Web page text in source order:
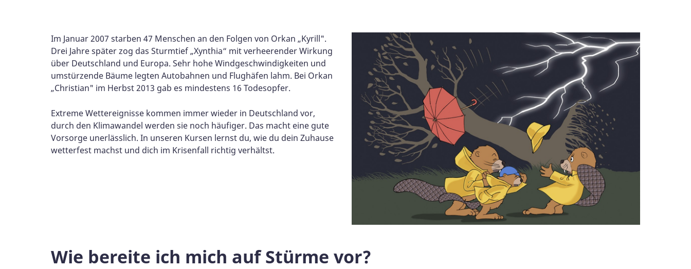
Im Januar 2007 starben 47 Menschen an den Folgen von Orkan „Kyrill".
Drei Jahre später zog das Sturmtief „Xynthia“ mit verheerender Wirkung
über Deutschland und Europa. Sehr hohe Windgeschwindigkeiten und
umstürzende Bäume legten Autobahnen und Flughäfen lahm. Bei Orkan
„Christian" im Herbst 2013 gab es mindestens 16 Todesopfer.
Extreme Wettereignisse kommen immer wieder in Deutschland vor,
durch den Klimawandel werden sie noch häufiger. Das macht eine gute
Vorsorge unerlässlich. In unseren Kursen lernst du, wie du dein Zuhause
wetterfest machst und dich im Krisenfall richtig verhältst.
Wie bereite ich mich auf Stürme vor?